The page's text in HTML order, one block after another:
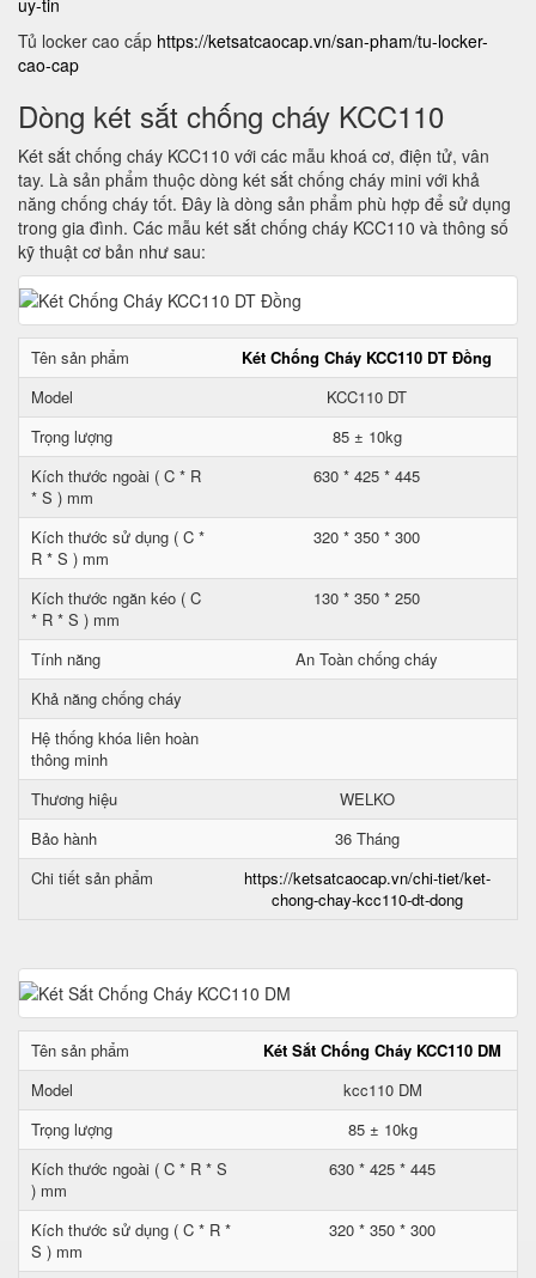
uy-tin
Tủ locker cao cấp https://ketsatcaocap.vn/san-pham/tu-locker-
cao-cap
Dòng két sắt chống cháy KCC110
Két sắt chống cháy KCC110 với các mẫu khoá cơ, điện tử, vân
tay. Là sản phẩm thuộc dòng két sắt chống cháy mini với khả
năng chống cháy tốt. Đây là dòng sản phẩm phù hợp để sử dụng
trong gia đình. Các mẫu két sắt chống cháy KCC110 và thông số
kỹ thuật cơ bản như sau:
Tên sản phẩm
Két Chống Cháy KCC110 DT Đồng
Model
KCC110 DT
Trọng lượng
85 ± 10kg
Kích thước ngoài ( C * R
* S ) mm
630 * 425 * 445
Kích thước sử dụng ( C *
R * S ) mm
320 * 350 * 300
Kích thước ngăn kéo ( C
* R * S ) mm
130 * 350 * 250
Tính năng
An Toàn chống cháy
Khả năng chống cháy
Hệ thống khóa liên hoàn
thông minh
Thương hiệu
WELKO
Bảo hành
36 Tháng
Chi tiết sản phẩm
https://ketsatcaocap.vn/chi-tiet/ket-
chong-chay-kcc110-dt-dong
Tên sản phẩm
Két Sắt Chống Cháy KCC110 DM
Model
kcc110 DM
Trọng lượng
85 ± 10kg
Kích thước ngoài ( C * R * S
) mm
630 * 425 * 445
Kích thước sử dụng ( C * R *
S ) mm
320 * 350 * 300